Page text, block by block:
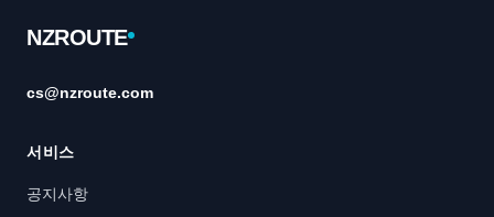
NZROUTE
cs@nzroute.com
서비스
공지사항